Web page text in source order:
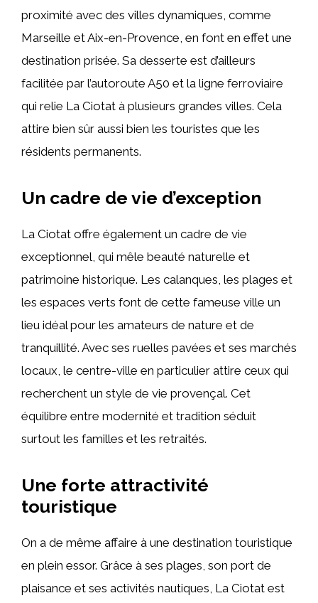
proximité avec des villes dynamiques, comme
Marseille et Aix-en-Provence, en font en effet une
destination prisée. Sa desserte est d’ailleurs
facilitée par l’autoroute A50 et la ligne ferroviaire
qui relie La Ciotat à plusieurs grandes villes. Cela
attire bien sûr aussi bien les touristes que les
résidents permanents.
Un cadre de vie d’exception
La Ciotat offre également un cadre de vie
exceptionnel, qui mêle beauté naturelle et
patrimoine historique. Les calanques, les plages et
les espaces verts font de cette fameuse ville un
lieu idéal pour les amateurs de nature et de
tranquillité. Avec ses ruelles pavées et ses marchés
locaux, le centre-ville en particulier attire ceux qui
recherchent un style de vie provençal. Cet
équilibre entre modernité et tradition séduit
surtout les familles et les retraités.
Une forte attractivité
touristique
On a de même affaire à une destination touristique
en plein essor. Grâce à ses plages, son port de
plaisance et ses activités nautiques, La Ciotat est